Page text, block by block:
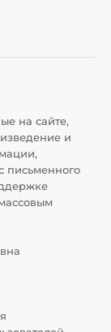
на сайте,
и
письменного